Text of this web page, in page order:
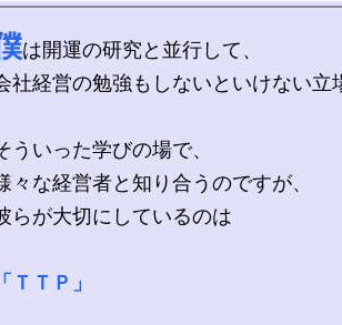
は開運の研究と並行して、
社経営の勉強もしないといけない立
ういった学びの場で、
々な経営者と知り合うのですが、
らが大切にしているのは
「ＴＴＰ」